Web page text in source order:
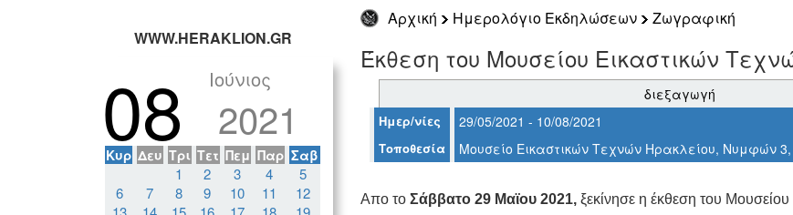
Αρχική Ημερολόγιο Εκδηλώσεων
Ζωγραφική
WWW.HERAKLION.GR
08 Ιούνιος
2021
Κυρ Δευ Τρι Τετ Πεμ Παρ Σαβ
1 2 3 4
5
6
7 8 9 10 11
12
Έκθεση του Μουσείου Εικαστικών
διεξαγωγή
Ημερ/νίες 29/05/2021 - 10/08/2021
Τοποθεσία Μουσείο Εικαστικών Τεχνών Ηρακλείου, Νυμφών
Απο το Σάββατο 29 Μαϊου 2021, ξεκίνησε η έκθεση του